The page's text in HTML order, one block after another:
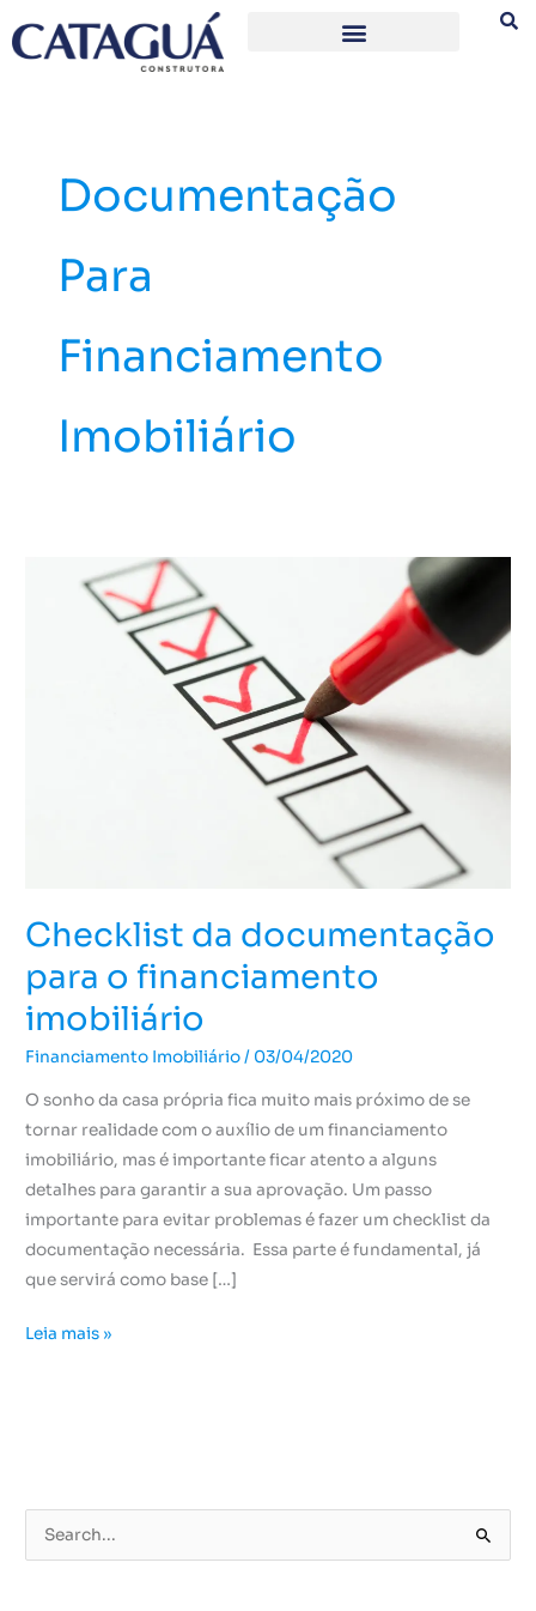
para
Documentação
Para
Financiamento
Imobiliário
Checklist da documentação
para o financiamento
imobiliário
Financiamento Imobiliário/ 03/04/2020
O sonho da casa própria fica muito mais próximo de se
tornar realidade com o auxílio de um financiamento
imobiliário, mas é importante ficar atento a alguns
detalhes para garantir a sua aprovação. Um passo
importante para evitar problemas é fazer um checklist da
documentação necessária. Essa parte é fundamental, já
que servirá como base […]
Checklist
documentação
Leia mais »
e